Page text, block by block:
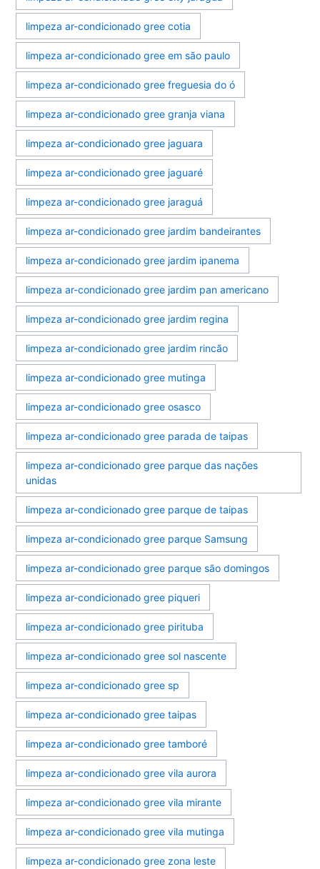
limpeza ar-condicionado gree cotia
limpeza ar-condicionado gree em são paulo
limpeza ar-condicionado gree freguesia do ó
limpeza ar-condicionado gree granja viana
limpeza ar-condicionado gree jaguara
limpeza ar-condicionado gree jaguaré
limpeza ar-condicionado gree jaraguá
limpeza ar-condicionado gree jardim bandeirantes
limpeza ar-condicionado gree jardim ipanema
limpeza ar-condicionado gree jardim pan americano
limpeza ar-condicionado gree jardim regina
limpeza ar-condicionado gree jardim rincão
limpeza ar-condicionado gree mutinga
limpeza ar-condicionado gree osasco
limpeza ar-condicionado gree parada de taipas
limpeza ar-condicionado gree parque das nações
unidas
limpeza ar-condicionado gree parque de taipas
limpeza ar-condicionado gree parque Samsung
limpeza ar-condicionado gree parque são domingos
limpeza ar-condicionado gree piqueri
limpeza ar-condicionado gree pirituba
limpeza ar-condicionado gree sol nascente
limpeza ar-condicionado gree sp
limpeza ar-condicionado gree taipas
limpeza ar-condicionado gree tamboré
limpeza ar-condicionado gree vila aurora
limpeza ar-condicionado gree vila mirante
limpeza ar-condicionado gree vila mutinga
limpeza ar-condicionado gree zona leste